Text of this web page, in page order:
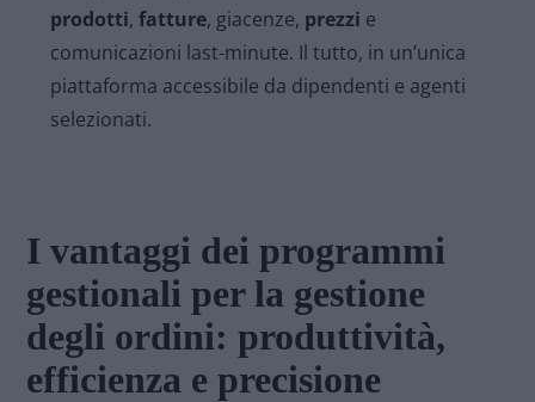
prodotti,fatture, giacenze, prezzi e
comunicazioni last-minute. Il tutto, in un’unica
piattaforma accessibile da dipendenti e agenti
selezionati.
I vantaggi dei programmi
gestionali per la gestione
degli ordini: produttività,
efficienza e precisione